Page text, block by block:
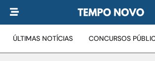
ÚLTIMAS NOTÍCIAS CONCURSOS